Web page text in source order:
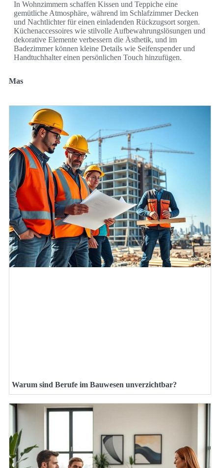
In Wohnzimmern schaffen Kissen und Teppiche eine
gemütliche Atmosphäre, während im Schlafzimmer Decken
und Nachtlichter für einen einladenden Rückzugsort sorgen.
Küchenaccessoires wie stilvolle Aufbewahrungslösungen und
dekorative Elemente verbessern die Ästhetik, und im
Badezimmer können kleine Details wie Seifenspender und
Handtuchhalter einen persönlichen Touch hinzufügen.
Mas
Warum sind Berufe im Bauwesen unverzichtbar?